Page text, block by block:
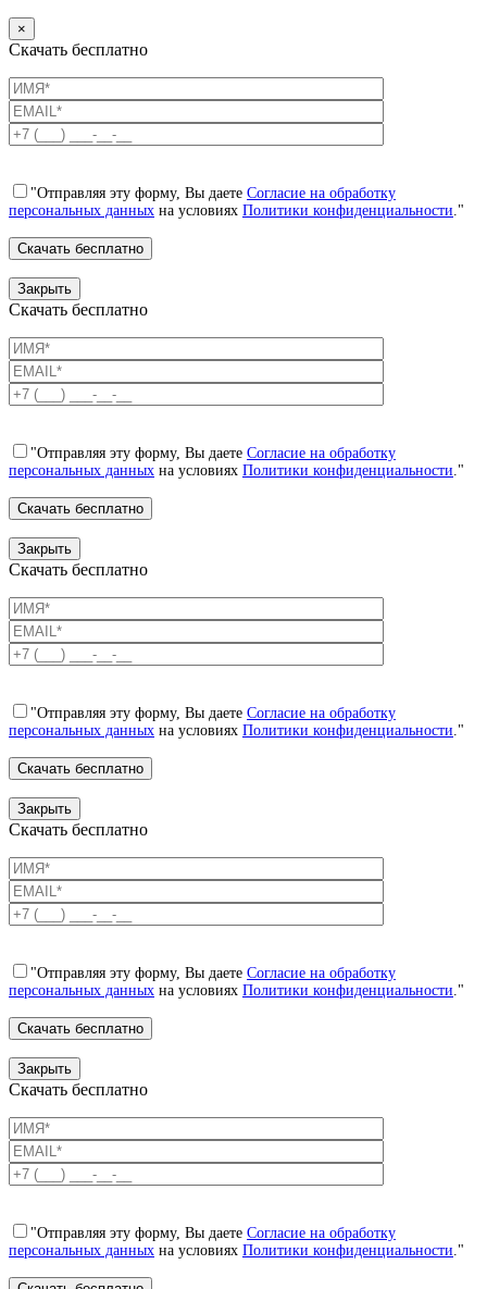
×
Скачать бесплатно
"Отправляя эту форму, Вы даете Согласие на обработку
персональных данных на условиях Политики конфиденциальности ."
Закрыть
Скачать бесплатно
"Отправляя эту форму, Вы даете Согласие на обработку
персональных данных на условиях Политики конфиденциальности ."
Закрыть
Скачать бесплатно
"Отправляя эту форму, Вы даете Согласие на обработку
персональных данных на условиях Политики конфиденциальности ."
Закрыть
Скачать бесплатно
"Отправляя эту форму, Вы даете Согласие на обработку
персональных данных на условиях Политики конфиденциальности ."
Закрыть
Скачать бесплатно
"Отправляя эту форму, Вы даете Согласие на обработку
персональных данных на условиях Политики конфиденциальности ."